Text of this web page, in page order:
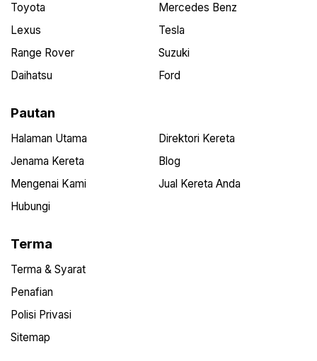
Toyota
Mercedes Benz
Lexus
Tesla
Range Rover
Suzuki
Daihatsu
Ford
Pautan
Halaman Utama
Direktori Kereta
Jenama Kereta
Blog
Mengenai Kami
Jual Kereta Anda
Hubungi
Terma
Terma & Syarat
Penafian
Polisi Privasi
Sitemap